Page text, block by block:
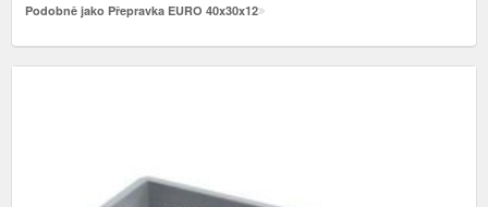
Podobně jako Přepravka EURO 40x30x12